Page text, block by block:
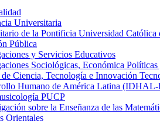
Universitaria
de la Pontificia Universidad Católica
Pública
y Servicios Educativos
Sociológicas, Económica
Ciencia, Tecnología e Innovación
Humano de América Latina
PUCP
sobre la Enseñanza de las
Orientales